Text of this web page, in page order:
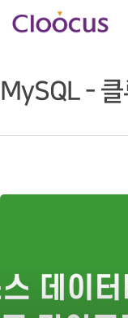
Hit enter to search
MySQL -